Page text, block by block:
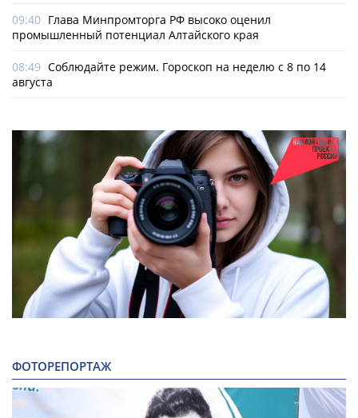
09:40 Глава Минпромторга РФ высоко оценил
промышленный потенциал Алтайского края
08:49 Соблюдайте режим. Гороскоп на неделю с 8 по 14
августа
ФОТОРЕПОРТАЖ